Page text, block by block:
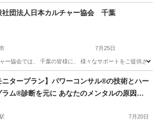
社団法人日本カルチャー協会 千葉
7月25日
ー協会では、 千葉の皆様に、 様々なサポートをご提供さ
オンライン
ニタープラン】パワーコンサル®の技術とハー
ラム®診断を元に あなたのメンタルの原因を
7月20日